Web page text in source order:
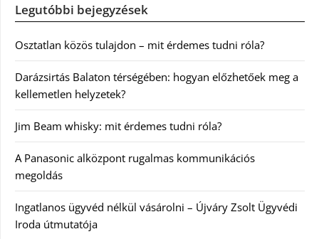
Legutóbbi bejegyzések
Osztatlan közös tulajdon – mit érdemes tudni róla?
Darázsirtás Balaton térségében: hogyan előzhetőek meg a
kellemetlen helyzetek?
Jim Beam whisky: mit érdemes tudni róla?
A Panasonic alközpont rugalmas kommunikációs
megoldás
Ingatlanos ügyvéd nélkül vásárolni – Újváry Zsolt Ügyvédi
Iroda útmutatója